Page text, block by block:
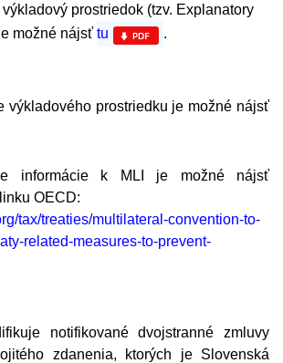
prostriedok (tzv. Explanatory
možné nájsť tu .
výkladového prostriedku je možné nájsť
informácie k MLI je možné nájsť
OECD:
tax/treaties/multilateral-convention-to-
related-measures-to-prevent-
notifikované dvojstranné zmluvy
zdanenia, ktorých je Slovenská